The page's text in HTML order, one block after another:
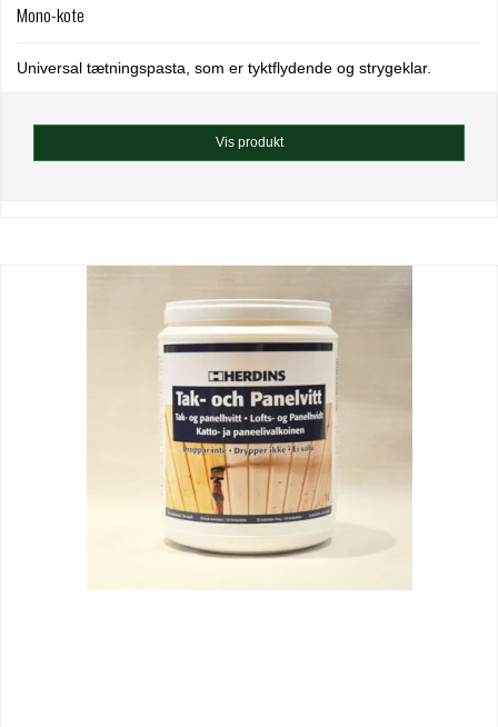
Mono-kote
Universal tætningspasta, som er tyktflydende og strygeklar.
Vis produkt